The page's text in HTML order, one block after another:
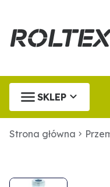
SKLEP
Strona główna